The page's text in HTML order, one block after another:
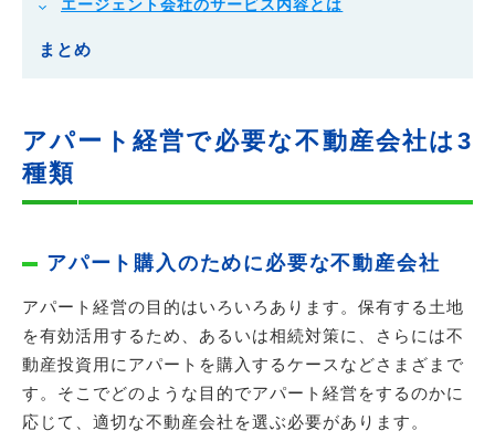
エージェント会社のサービス内容とは
まとめ
アパート経営で必要な不動産会社は3
種類
アパート購入のために必要な不動産会社
アパート経営の目的はいろいろあります。保有する土地
を有効活用するため、あるいは相続対策に、さらには不
動産投資用にアパートを購入するケースなどさまざまで
す。そこでどのような目的でアパート経営をするのかに
応じて、適切な不動産会社を選ぶ必要があります。